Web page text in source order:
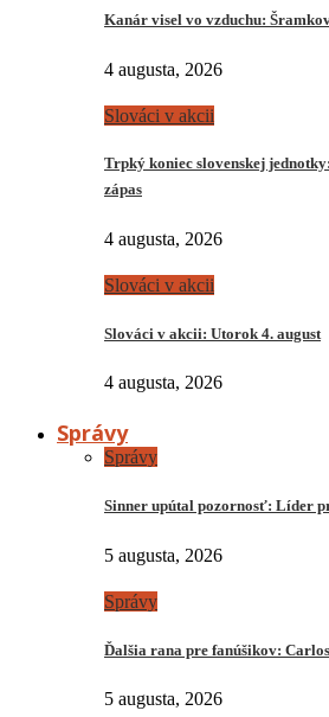
Kanár visel vo vzduchu:
4 augusta, 2026
Slováci v akcii
Trpký koniec slovenskej
zápas
4 augusta, 2026
Slováci v akcii
Slováci v akcii: Utorok 4. august
4 augusta, 2026
Správy
Správy
Sinner upútal pozornosť: Líder
5 augusta, 2026
Správy
Ďalšia rana pre fanúšikov:
5 augusta, 2026